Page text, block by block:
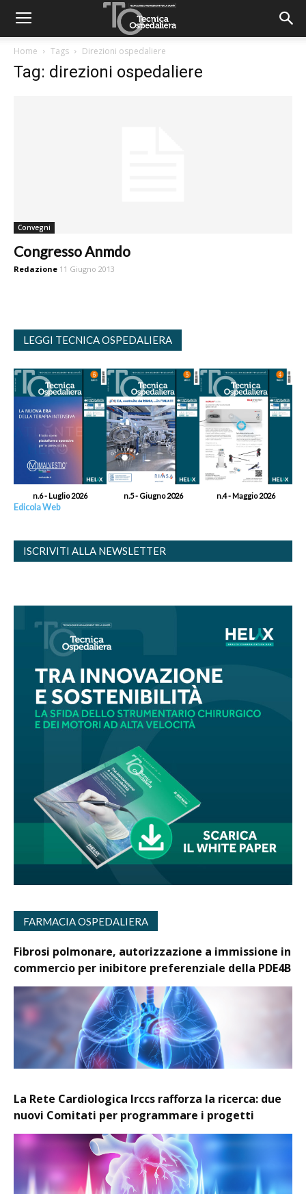
Home Tags Direzioni ospedaliere
Tag: direzioni ospedaliere
Convegni
Congresso Anmdo
Redazione 11 Giugno 2013
LEGGI TECNICA OSPEDALIERA
n.6 - Luglio 2026 n.5 - Giugno 2026 n.4 - Maggio 2026
Edicola Web
ISCRIVITI ALLA NEWSLETTER
FARMACIA OSPEDALIERA
Fibrosi polmonare, autorizzazione a immissione in
commercio per inibitore preferenziale della PDE4B
La Rete Cardiologica Irccs rafforza la ricerca: due
nuovi Comitati per programmare i progetti